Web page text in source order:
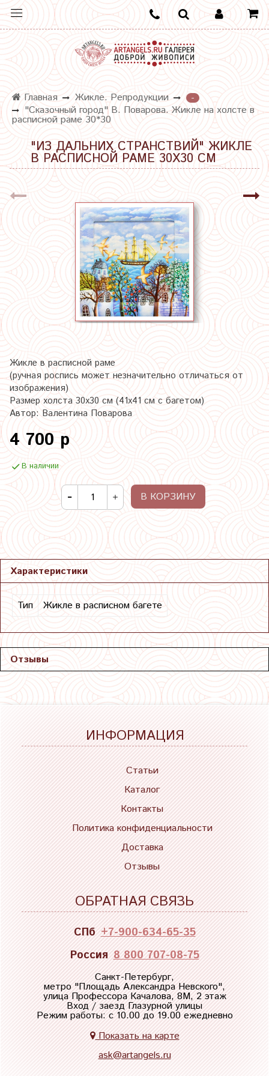
Главная Жикле. Репродукции
-
"Сказочный город" В. Поварова. Жикле на холсте в
расписной раме 30*30
"ИЗ ДАЛЬНИХ СТРАНСТВИЙ" ЖИКЛЕ
В РАСПИСНОЙ РАМЕ 30Х30 СМ
Жикле в расписной раме
(ручная роспись может незначительно отличаться от
изображения)
Размер холста 30х30 см (41х41 см с багетом)
Автор: Валентина Поварова
4 700 р
В наличии
В КОРЗИНУ
Характеристики
Тип Жикле в расписном багете
Отзывы
ИНФОРМАЦИЯ
Статьи
Каталог
Контакты
Политика конфиденциальности
Доставка
Отзывы
ОБРАТНАЯ СВЯЗЬ
СПб +7-900-634-65-35
Россия 8 800 707-08-75
Санкт-Петербург,
метро "Площадь Александра Невского",
улица Профессора Качалова, 8М, 2 этаж
Вход / заезд Глазурной улицы
Режим работы: с 10.00 до 19.00 ежедневно
Показать на карте
ask@artangels.ru